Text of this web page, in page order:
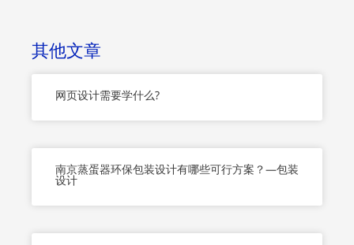
k
-
f
其他文章
网页设计需要学什么?
南京蒸蛋器环保包装设计有哪些可行方案？—包装
设计